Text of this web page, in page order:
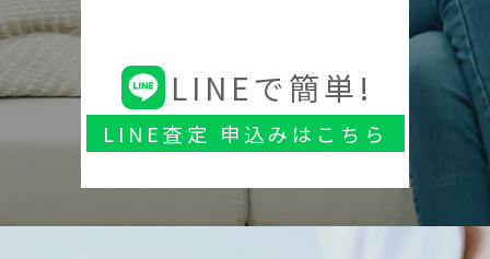
LINEで簡単!
LINE査定 申込みはこちら